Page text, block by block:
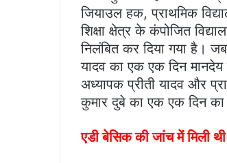
जियाउल हक, प्राथमिक
शिक्षा क्षेत्र के कंपोजित
निलंबित कर दिया गया है।
यादव का एक एक दिन मानदेय
अध्यापक प्रीती यादव और
कुमार दुबे का एक एक दिन का
एडी बेसिक की जांच में मिली थी